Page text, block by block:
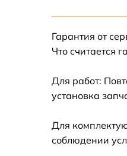
Замена
Замена
Гарантия от
Что считается
Для работ:
установка
Для
соблюдении